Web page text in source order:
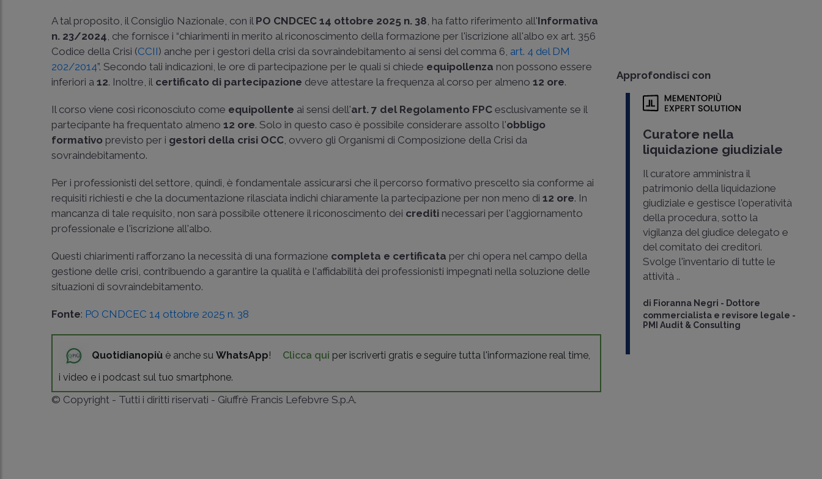
A tal proposito, il Consiglio Nazionale, con il PO CNDCEC 14 ottobre 2025 n. 38, ha fatto riferimento all'Informativa
n. 23/2024, che fornisce i “chiarimenti in merito al riconoscimento della formazione per l'iscrizione all'albo ex art. 356
Codice della Crisi (CCII) anche per i gestori della crisi da sovraindebitamento ai sensi del comma 6, art. 4 del DM
202/2014”. Secondo tali indicazioni, le ore di partecipazione per le quali si chiede equipollenza non possono essere
inferiori a12. Inoltre, il certificato di partecipazione deve attestare la frequenza al corso per almeno12 ore.
Il corso viene così riconosciuto come equipollente ai sensi dell'art. 7 del Regolamento FPC esclusivamente se il
partecipante ha frequentato almeno12 ore. Solo in questo caso è possibile considerare assolto l'obbligo
formativo previsto per i gestori della crisi OCC, ovvero gli Organismi di Composizione della Crisi da
sovraindebitamento.
Per i professionisti del settore, quindi, è fondamentale assicurarsi che il percorso formativo prescelto sia conforme ai
requisiti richiesti e che la documentazione rilasciata indichi chiaramente la partecipazione per non meno di12 ore. In
mancanza di tale requisito, non sarà possibile ottenere il riconoscimento dei crediti necessari per l'aggiornamento
professionale e l'iscrizione all'albo.
Questi chiarimenti rafforzano la necessità di una formazione completa e certificata per chi opera nel campo della
gestione delle crisi, contribuendo a garantire la qualità e l'affidabilità dei professionisti impegnati nella soluzione delle
situazioni di sovraindebitamento.
Fonte: PO CNDCEC 14 ottobre 2025 n. 38
Quotidianopiù è anche suWhatsApp! Clicca qui per iscriverti gratis e seguire tutta l'informazione real time,
i video e i podcast sul tuo smartphone.
© Copyright - Tutti i diritti riservati - Giuffrè Francis Lefebvre S.p.A.
Approfondisci con
Curatore nella
liquidazione giudiziale
Il curatore amministra il
patrimonio della liquidazione
giudiziale e gestisce l'operatività
della procedura, sotto la
vigilanza del giudice delegato e
del comitato dei creditori.
Svolge l'inventario di tutte le
attività ..
di Fioranna Negri - Dottore
commercialista e revisore legale -
PMI Audit & Consulting